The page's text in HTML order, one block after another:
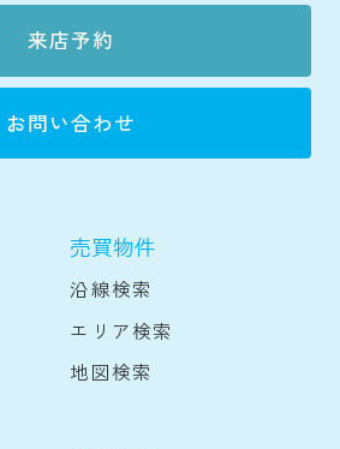
来店予約
お問い合わせ
売買物件
沿線検索
エリア検索
地図検索